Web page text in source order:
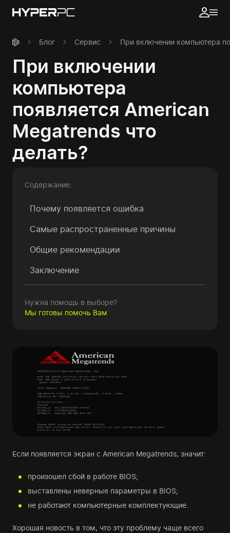
Блог Сервис При включении компьютера
При включении
компьютера
появляется American
Megatrends что
делать?
Содержание:
Почему появляется ошибка
Самые распространенные причины
Общие рекомендации
Заключение
Нужна помощь в выборе?
Мы готовы помочь Вам
Если появляется экран с American Megatrends, значит:
произошел сбой в работе BIOS;
выставлены неверные параметры в BIOS;
не работают компьютерные комплектующие.
Хорошая новость в том, что эту проблему чаще всего